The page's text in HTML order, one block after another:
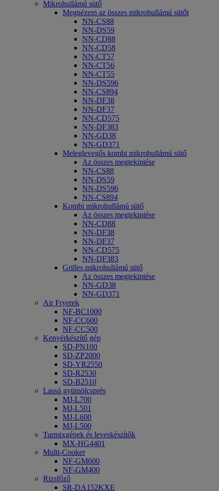
Mikrohullámú sütő
Megnézem az összes mikrohullámú sütőt
NN-CS88
NN-DS59
NN-CD88
NN-CD58
NN-CT57
NN-CT56
NN-CT55
NN-DS596
NN-CS894
NN-DF38
NN-DF37
NN-CD575
NN-DF383
NN-GD38
NN-GD371
Meleglevegős kombi mikrohullámú sütő
Az összes megtekintése
NN-CS88
NN-DS59
NN-DS596
NN-CS894
Kombi mikrohullámú sütő
Az összes megtekintése
NN-CD88
NN-DF38
NN-DF37
NN-CD575
NN-DF383
Grilles mikrohullámú sütő
Az összes megtekintése
NN-GD38
NN-GD371
Air Fryerek
NF-BC1000
NF-CC600
NF-CC500
Kenyérkészítő gép
SD-PN100
SD-ZP2000
SD-YR2550
SD-R2530
SD-B2510
Lassú gyümölcsprés
MJ-L700
MJ-L501
MJ-L600
MJ-L500
Turmixgépek és leveskészítők
MX-HG4401
Multi-Cooker
NF-GM600
NF-GM400
Rizsfőző
SR-DA152KXE